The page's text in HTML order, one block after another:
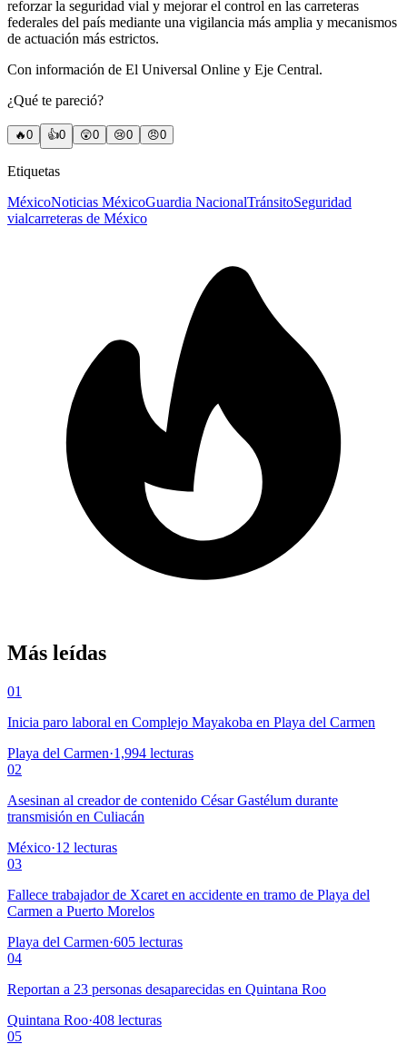
reforzar la seguridad vial y mejorar el control en las carreteras
federales del país mediante una vigilancia más amplia y mecanismos
de actuación más estrictos.
Con información de El Universal Online y Eje Central.
¿Qué te pareció?
🔥0 👍0 😲0 😢0 😠0
Etiquetas
MéxicoNoticias MéxicoGuardia NacionalTránsitoSeguridad
vialcarreteras de México
Más leídas
01
Inicia paro laboral en Complejo Mayakoba en Playa del Carmen
Playa del Carmen·1,994 lecturas
02
Asesinan al creador de contenido César Gastélum durante
transmisión en Culiacán
México·12 lecturas
03
Fallece trabajador de Xcaret en accidente en tramo de Playa del
Carmen a Puerto Morelos
Playa del Carmen·605 lecturas
04
Reportan a 23 personas desaparecidas en Quintana Roo
Quintana Roo·408 lecturas
05